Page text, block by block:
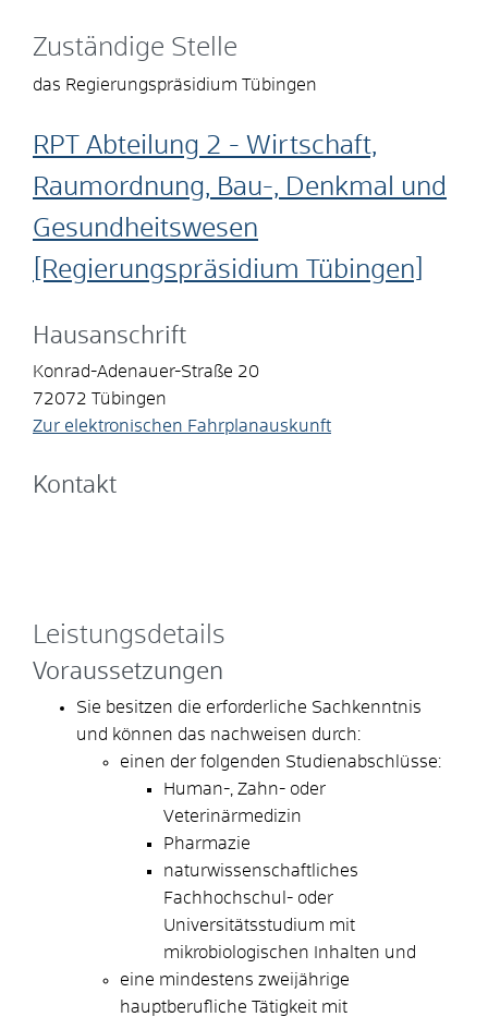
Zuständige Stelle
das Regierungspräsidium Tübingen
RPT Abteilung 2 - Wirtschaft,
Raumordnung, Bau-, Denkmal und
Gesundheitswesen
[Regierungspräsidium Tübingen]
Hausanschrift
Konrad-Adenauer-Straße 20
72072 Tübingen
Zur elektronischen Fahrplanauskunft
Kontakt
Leistungsdetails
Voraussetzungen
Sie besitzen die erforderliche Sachkenntnis
und können das nachweisen durch:
einen der folgenden Studienabschlüsse:
Human-, Zahn- oder
Veterinärmedizin
Pharmazie
naturwissenschaftliches
Fachhochschul- oder
Universitätsstudium mit
mikrobiologischen Inhalten und
eine mindestens zweijährige
hauptberufliche Tätigkeit mit